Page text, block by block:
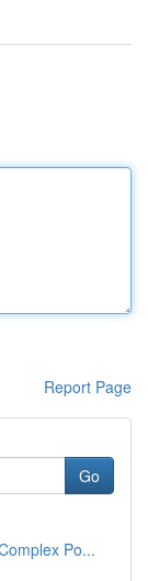
Report Page
Go
Po...